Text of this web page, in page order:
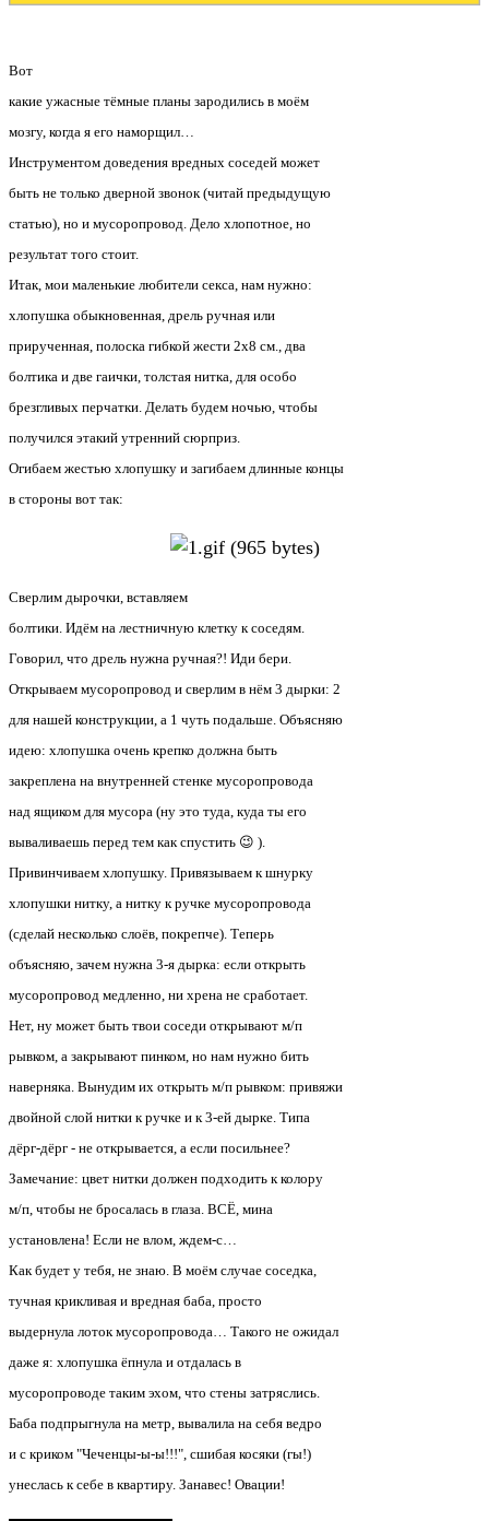
Вот
какие ужасные тёмные планы зародились в моём
мозгу, когда я его наморщил…
Инструментом доведения вредных соседей может
быть не только дверной звонок (читай предыдущую
статью), но и мусоропровод. Дело хлопотное, но
результат того стоит.
Итак, мои маленькие любители секса, нам нужно:
хлопушка обыкновенная, дрель ручная или
прирученная, полоска гибкой жести 2х8 см., два
болтика и две гаички, толстая нитка, для особо
брезгливых перчатки. Делать будем ночью, чтобы
получился этакий утренний сюрприз.
Огибаем жестью хлопушку и загибаем длинные концы
в стороны вот так:
Сверлим дырочки, вставляем
болтики. Идём на лестничную клетку к соседям.
Говорил, что дрель нужна ручная?! Иди бери.
Открываем мусоропровод и сверлим в нём 3 дырки: 2
для нашей конструкции, а 1 чуть подальше. Объясняю
идею: хлопушка очень крепко должна быть
закреплена на внутренней стенке мусоропровода
над ящиком для мусора (ну это туда, куда ты его
вываливаешь перед тем как спустить 😉 ).
Привинчиваем хлопушку. Привязываем к шнурку
хлопушки нитку, а нитку к ручке мусоропровода
(сделай несколько слоёв, покрепче). Теперь
объясняю, зачем нужна 3-я дырка: если открыть
мусоропровод медленно, ни хрена не сработает.
Нет, ну может быть твои соседи открывают м/п
рывком, а закрывают пинком, но нам нужно бить
наверняка. Вынудим их открыть м/п рывком: привяжи
двойной слой нитки к ручке и к 3-ей дырке. Типа
дёрг-дёрг - не открывается, а если посильнее?
Замечание: цвет нитки должен подходить к колору
м/п, чтобы не бросалась в глаза. ВСЁ, мина
установлена! Если не влом, ждем-с…
Как будет у тебя, не знаю. В моём случае соседка,
тучная крикливая и вредная баба, просто
выдернула лоток мусоропровода… Такого не ожидал
даже я: хлопушка ёпнула и отдалась в
мусоропроводе таким эхом, что стены затряслись.
Баба подпрыгнула на метр, вывалила на себя ведро
и с криком "Чеченцы-ы-ы!!!", сшибая косяки (гы!)
унеслась к себе в квартиру. Занавес! Овации!